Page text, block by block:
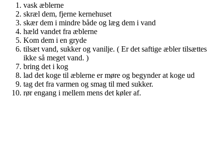
vask æblerne
skræl dem, fjerne kernehuset
skær dem i mindre både og læg dem i vand
hæld vandet fra æblerne
Kom dem i en gryde
tilsæt vand, sukker og vanilje. ( Er det saftige æbler tilsættes
ikke så meget vand. )
bring det i kog
lad det koge til æblerne er møre og begynder at koge ud
tag det fra varmen og smag til med sukker.
rør engang i mellem mens det køler af.